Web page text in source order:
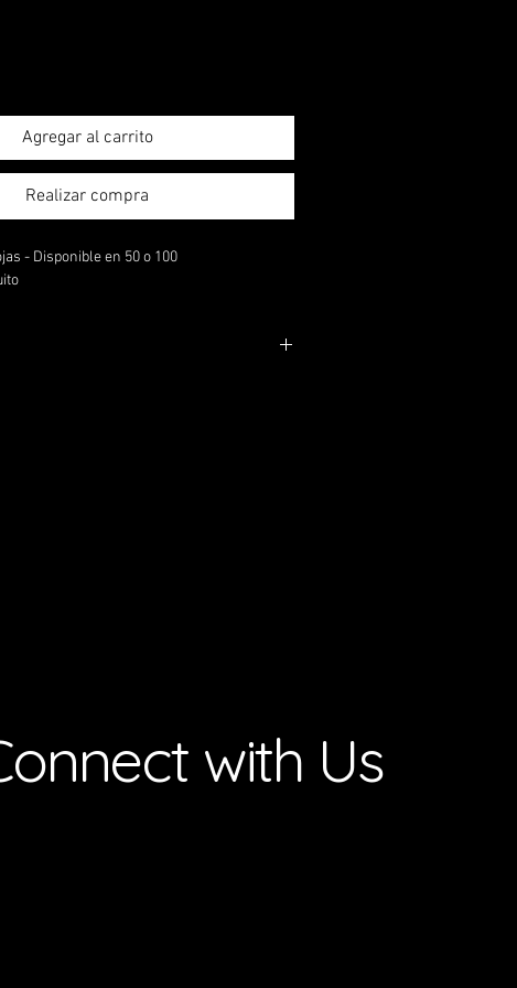
Agregar al carrito
Realizar compra
- Disponible en 50 o 100
with Us